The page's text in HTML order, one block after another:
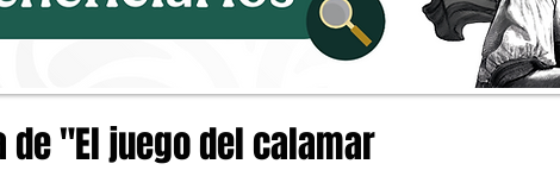
de "El juego del calamar